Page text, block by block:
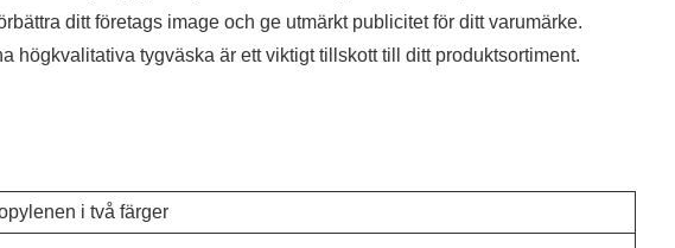
ditt företags image och ge utmärkt publicitet för ditt varumärke.
högkvalitativa tygväska är ett viktigt tillskott till ditt produktsortiment.
i två färger